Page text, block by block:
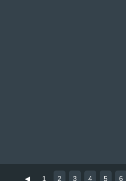
◀ 1 2 3 4 5 6